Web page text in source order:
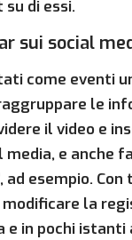
di essi.
sui social
come eventi
le
il video e
media, e anche
ad esempio.
la
e in pochi